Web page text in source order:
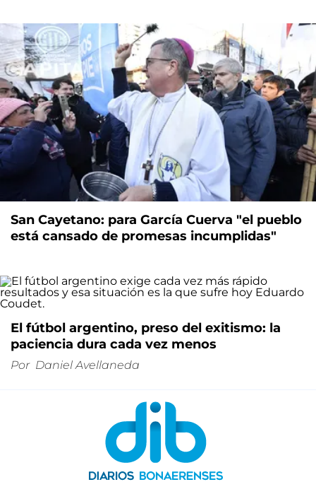
San Cayetano: para García Cuerva "el pueblo
está cansado de promesas incumplidas"
El fútbol argentino, preso del exitismo: la
paciencia dura cada vez menos
Por Daniel Avellaneda